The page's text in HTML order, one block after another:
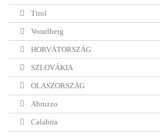
Tirol
Vorarlberg
HORVÁTORSZÁG
SZLOVÁKIA
OLASZORSZÁG
Abruzzo
Calabria